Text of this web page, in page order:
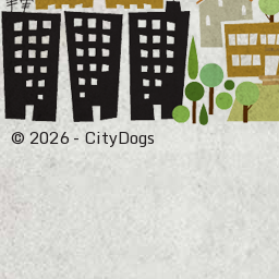
© 2026 - CityDogs